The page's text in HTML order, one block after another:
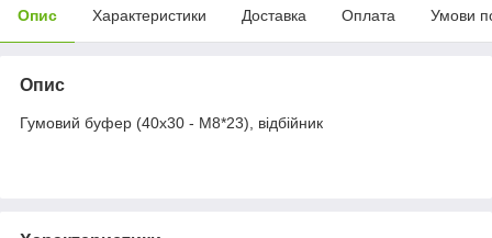
Опис Характеристики Доставка Оплата Умови
Опис
Гумовий буфер (40х30 - М8*23), відбійник